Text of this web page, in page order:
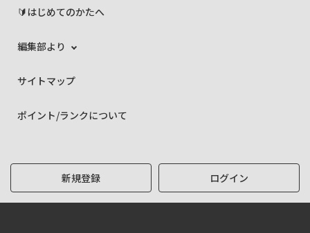
🔰はじめてのかたへ
編集部より
サイトマップ
ポイント/ランクについて
新規登録 ログイン